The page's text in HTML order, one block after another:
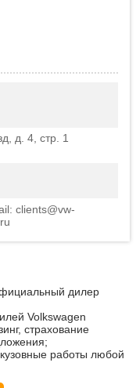
д. 4, стр. 1
clients@vw-
дилер
Volkswagen
страхование
работы любой